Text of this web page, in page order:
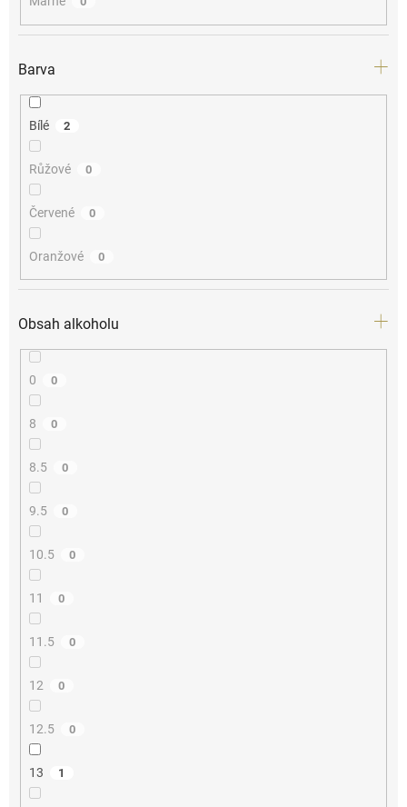
Barva
Bílé 2
Růžové 0
Červené 0
Oranžové 0
Obsah alkoholu
0 0
8 0
8.5 0
9.5 0
10.5 0
11 0
11.5 0
12 0
12.5 0
13 1